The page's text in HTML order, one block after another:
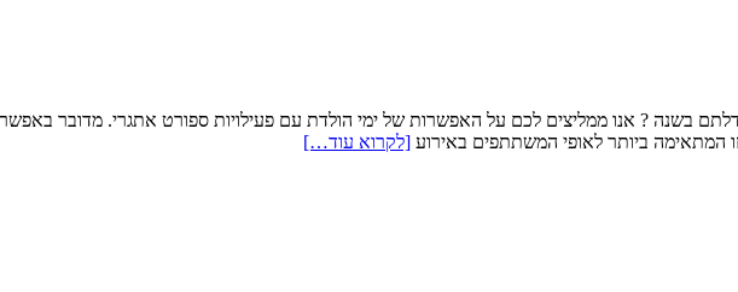
בשנה ? אנו ממליצים לכם על האפשרות של ימי הולדת עם פעילויות ספורט אתגרי. מדובר
המתאימה ביותר לאופי המשתתפים באירוע [לקרוא עוד…]